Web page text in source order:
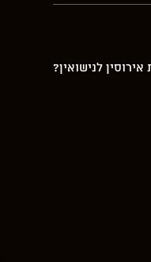
לנישואין?